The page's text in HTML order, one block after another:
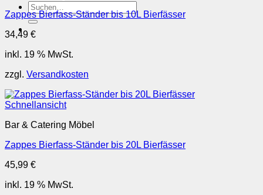
Suchen
nach:
Zappes Bierfass-Ständer bis 10L Bierfässer
34,49 €
inkl. 19 % MwSt.
zzgl. Versandkosten
Schnellansicht
Bar & Catering Möbel
Zappes Bierfass-Ständer bis 20L Bierfässer
45,99 €
inkl. 19 % MwSt.